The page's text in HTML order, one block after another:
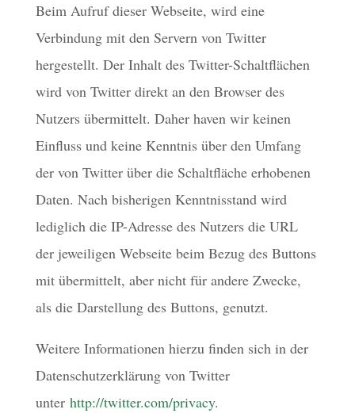
Beim Aufruf dieser Webseite, wird eine
Verbindung mit den Servern von Twitter
hergestellt. Der Inhalt des Twitter-Schaltflächen
wird von Twitter direkt an den Browser des
Nutzers übermittelt. Daher haven wir keinen
Einfluss und keine Kenntnis über den Umfang
der von Twitter über die Schaltfläche erhobenen
Daten. Nach bisherigen Kenntnisstand wird
lediglich die IP-Adresse des Nutzers die URL
der jeweiligen Webseite beim Bezug des Buttons
mit übermittelt, aber nicht für andere Zwecke,
als die Darstellung des Buttons, genutzt.
Weitere Informationen hierzu finden sich in der
Datenschutzerklärung von Twitter
unter http://twitter.com/privacy.